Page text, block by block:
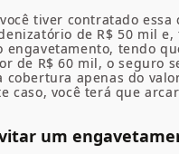
tiver contratado essa
de R$ 50 mil e,
engavetamento, tendo
de R$ 60 mil, o seguro
cobertura apenas do
caso, você terá que
um